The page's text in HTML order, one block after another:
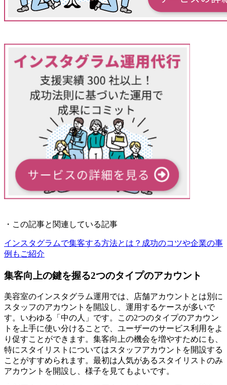
・この記事と関連している記事
インスタグラムで集客する方法とは？成功のコツや企業の事
例もご紹介
集客向上の鍵を握る2つのタイプのアカウント
美容室のインスタグラム運用では、店舗アカウントとは別に
スタッフのアカウントを開設し、運用するケースが多いで
す。いわゆる「中の人」です。この2つのタイプのアカウン
トを上手に使い分けることで、ユーザーのサービス利用をよ
り促すことができます。集客向上の機会を増やすためにも、
特にスタイリストについてはスタッフアカウントを開設する
ことがすすめられます。最初は人気があるスタイリストのみ
アカウントを開設し、様子を見てもよいです。